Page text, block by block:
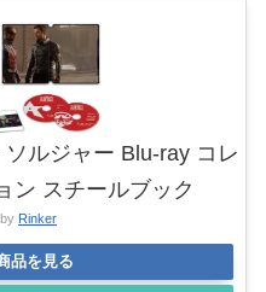
ルジャー Blu-ray コレ
ン スチールブック
Rinker
品を見る